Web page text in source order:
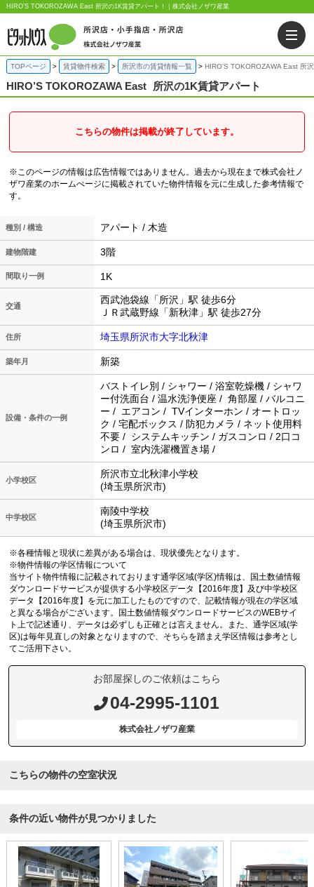
HIRO’S TOKOROZAWA East 所沢の1K賃貸アパート！｜株式会社ノザワ産業
TOPページ 賃貸物件検索 所沢市の賃貸情報一覧 HIRO’S TOKOROZAWA East 所
HIRO’S TOKOROZAWA East 所沢の1K賃貸アパート
こちらの物件は掲載が終了しています。
※このページの情報は広告情報ではありません。過去から現在まで株式会社ノ
ザワ産業のホームぺージに掲載されていた物件情報を元に生成した参考情報で
す。
種別 / 構造 アパート / 木造
建物階建 3階
間取り一例 1K
交通
西武池袋線「所沢」駅 徒歩6分
ＪＲ武蔵野線「新秋津」駅 徒歩27分
住所 埼玉県所沢市大字北秋津
築年月 新築
設備・条件の一例
バストイレ別 / シャワー / 浴室乾燥機 / シャワ
ー付洗面台 / 温水洗浄便座 / 角部屋 / バルコニ
ー / エアコン / TVインターホン / オートロッ
ク / 宅配ボックス / 防犯カメラ / ネット使用料
不要 / システムキッチン / ガスコンロ / 2口コ
ンロ / 室内洗濯機置き場 /
小学校区
所沢市立北秋津小学校
(埼玉県所沢市)
中学校区
南陵中学校
(埼玉県所沢市)
※各種情報と現状に差異がある場合は、現状優先となります。
※物件情報の学区情報について
当サイト物件情報に記載されております通学区域(学区)情報は、国土数値情報
ダウンロードサービスが提供する小学校区データ【2016年度】及び中学校区
データ【2016年度】を元に加工したものですので、記載情報が現在の学区域
と異なる場合がございます。国土数値情報ダウンロードサービスのWEBサイ
ト上で記述通り、データは必ずしも正確とは言えません。また、通学区域(学
区)は毎年見直しの対象となりますので、そちらを踏まえ学区情報は参考とし
てご活用下さい。
お部屋探しのご依頼はこちら
04-2995-1101
株式会社ノザワ産業
こちらの物件の空室状況
条件の近い物件が見つかりました